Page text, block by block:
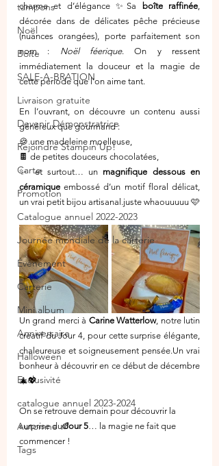
tampons
Noël
Boîte
SALE-A-BRATION
Livraison gratuite
Devenir Démonstratrice
Rejoindre Stampin’Up!
Carte
Promotion
Catalogue annuel 2022-2023
Journée mondiale de la carterie
Évènement
Carterie
Mini album
Anniversaire
Halloween
Exclusivité
catalogue annuel 2023-2024
Automne 🍂
Tags
charme et d’élégance ✨Sa
boîte raffinée,
décorée dans de délicates pêche précieuse
(nuances orangées), porte parfaitement son
nom : Noël féerique. On y ressent
immédiatement la douceur et la magie de
cette période que l’on aime tant.
En l’ouvrant, on découvre un contenu aussi
généreux que gourmand :
🍪 une madeleine moelleuse,
🍫 de petites douceurs chocolatées,
✨ et surtout… un magnifique dessous en
céramique embossé d’un motif floral délicat,
un vrai petit bijou artisanal.juste whaouuuuu 🩷
Un grand merci à Carine Watterlow, notre lutin
créatif du Jour 4, pour cette surprise élégante,
chaleureuse et soigneusement pensée.Un vrai
bonheur à découvrir en ce début de décembre
🎄💖
On se retrouve demain pour découvrir la
surprise du Jour 5… la magie ne fait que
commencer !